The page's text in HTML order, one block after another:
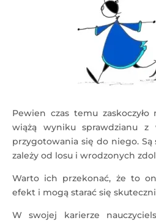
Pewien czas temu
wiążą wyniku sprawdzianu z
przygotowania się do niego. Są
zależy od losu i wrodzonych
Warto ich przekonać, że to
efekt i mogą starać się
W swojej karierze